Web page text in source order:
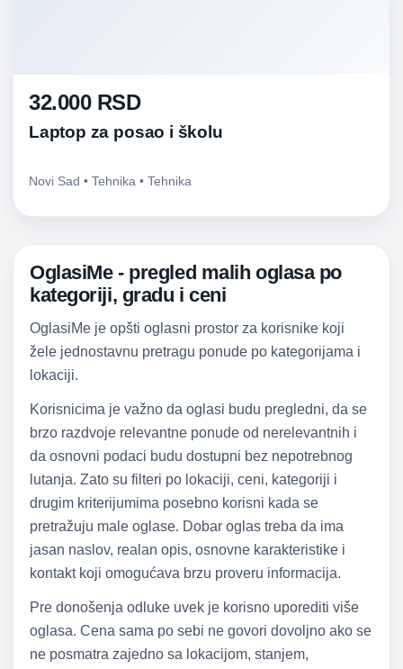
32.000 RSD
Laptop za posao i školu
Novi Sad • Tehnika • Tehnika
OglasiMe - pregled malih oglasa po
kategoriji, gradu i ceni
OglasiMe je opšti oglasni prostor za korisnike koji
žele jednostavnu pretragu ponude po kategorijama i
lokaciji.
Korisnicima je važno da oglasi budu pregledni, da se
brzo razdvoje relevantne ponude od nerelevantnih i
da osnovni podaci budu dostupni bez nepotrebnog
lutanja. Zato su filteri po lokaciji, ceni, kategoriji i
drugim kriterijumima posebno korisni kada se
pretražuju male oglase. Dobar oglas treba da ima
jasan naslov, realan opis, osnovne karakteristike i
kontakt koji omogućava brzu proveru informacija.
Pre donošenja odluke uvek je korisno uporediti više
oglasa. Cena sama po sebi ne govori dovoljno ako se
ne posmatra zajedno sa lokacijom, stanjem,